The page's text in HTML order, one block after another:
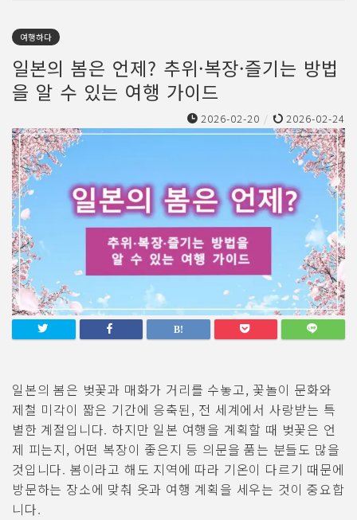
여행하다
일본의 봄은 언제? 추위·복장·즐기는 방법
을 알 수 있는 여행 가이드
2026-02-20 / 2026-02-24
일본의 봄은 벚꽃과 매화가 거리를 수놓고, 꽃놀이 문화와
제철 미각이 짧은 기간에 응축된, 전 세계에서 사랑받는 특
별한 계절입니다. 하지만 일본 여행을 계획할 때 벚꽃은 언
제 피는지, 어떤 복장이 좋은지 등 의문을 품는 분들도 많을
것입니다. 봄이라고 해도 지역에 따라 기온이 다르기 때문에
방문하는 장소에 맞춰 옷과 여행 계획을 세우는 것이 중요합
니다.